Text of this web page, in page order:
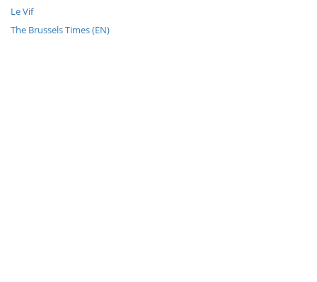
Le Vif
The Brussels Times (EN)